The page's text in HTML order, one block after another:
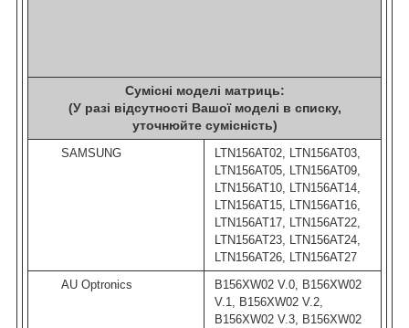
Сумісні моделі матриць:
(У разі відсутності Вашої моделі в списку,
уточнюйте сумісність)
SAMSUNG
LTN156AT02, LTN156AT03,
LTN156AT05, LTN156AT09,
LTN156AT10, LTN156AT14,
LTN156AT15, LTN156AT16,
LTN156AT17, LTN156AT22,
LTN156AT23, LTN156AT24,
LTN156AT26, LTN156AT27
AU Optronics
B156XW02 V.0, B156XW02
V.1, B156XW02 V.2,
B156XW02 V.3, B156XW02